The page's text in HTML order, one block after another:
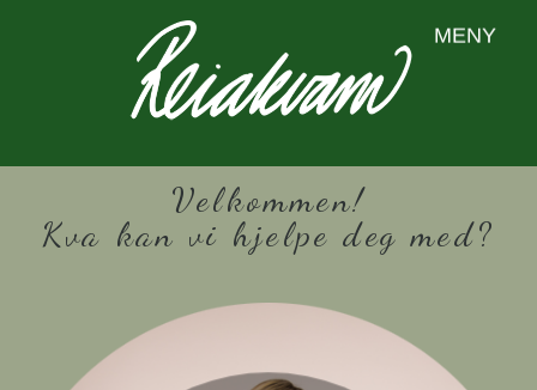
MENY
Velkommen!
Kva kan vi hjelpe deg med?